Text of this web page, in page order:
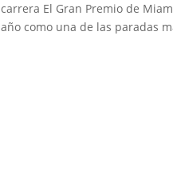
carrera El Gran Premio de
año como una de las paradas